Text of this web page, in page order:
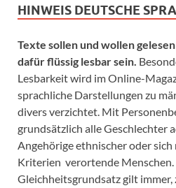
HINWEIS DEUTSCHE
Texte sollen und wollen
dafür flüssig lesbar sein.
Lesbarkeit wird im Online-
sprachliche Darstellungen zu
divers verzichtet. Mit
grundsätzlich alle Geschlechter
Angehörige ethnischer oder
Kriterien verortende Menschen.
Gleichheitsgrundsatz gilt immer,